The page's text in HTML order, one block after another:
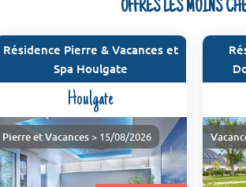
OFFRES LES MOINS
Résidence Pierre & Vacances et
Spa Houlgate
Houlgate
Pierre et Vacances > 15/08/2026